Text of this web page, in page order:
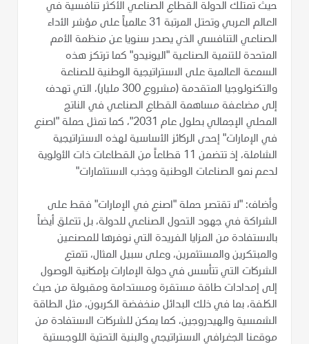
حيث تمتلك الدولة القطاع الصناعي الأكثر تنافسية في
العالم العربي وتحتل المرتبة 31 عالمياً على مؤشر الأداء
الصناعي التنافسي الذي يصدر سنويا عن منظمة الأمم
المتحدة للتنمية الصناعية "اليونيدو" كما ترتكز هذه
السمعة العالمية على الاستراتيجية الوطنية للصناعة
والتكنولوجيا المتقدمة (مشروع 300 مليار)، التي تهدف
إلى مضاعفة مساهمة القطاع الصناعي في الناتج
المحلي الإجمالي بحلول عام 2031"، كما تمثل حملة "اصنع
في الإمارات" إحدى الركائز الأساسية لهذه الاستراتيجية
الشاملة، إذ تتضمن 11 قطاعاً من القطاعات ذات الأولوية
لدعم نمو الصناعات الوطنية وجذب الاستثمارات"
وأضاف: "لا تقتصر حملة "اصنع في الإمارات" فقط على
الشراكة في جهود التحول الصناعي للدولة، بل تتعلق أيضاً
بالاستفادة من المزايا الفريدة التي نوفرها للمصنعين
والمبتكرين والمستثمرين، وعلى سبيل المثال، تتمتع
الشركات التي تتأسس في دولة الإمارات بإمكانية الوصول
إلى إمدادات طاقة مستقرة ومستدامة ومقبولة من حيث
الكلفة، بما في ذلك البدائل منخفضة الكربون، مثل الطاقة
الشمسية والهيدروجين، كما يمكن للشركات الاستفادة من
موقعنا الجغرافي الاستراتيجي والبنية التحتية اللوجستية